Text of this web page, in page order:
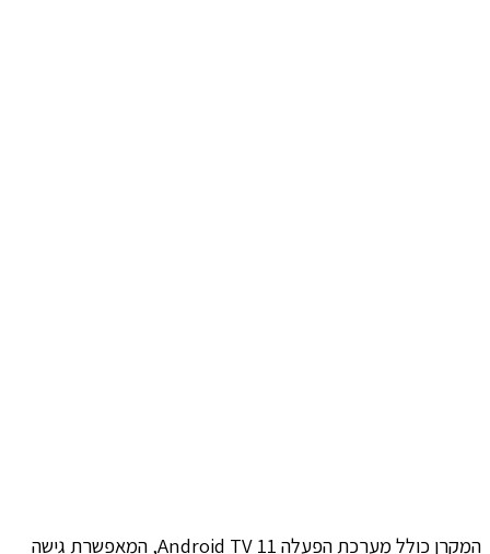
המקרן כולל מערכת הפעלה Android TV 11, המאפשרת גישה